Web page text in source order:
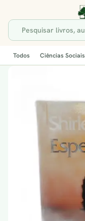
Todos Ciências Sociais